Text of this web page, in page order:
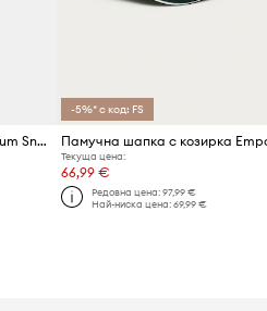
Шапка с козирка DC Gymnasium Snapback
-5%* с код: FS
Текуща цена:
66,99 €
Редовна цена: 97,99 €
Най-ниска цена: 69,99 €